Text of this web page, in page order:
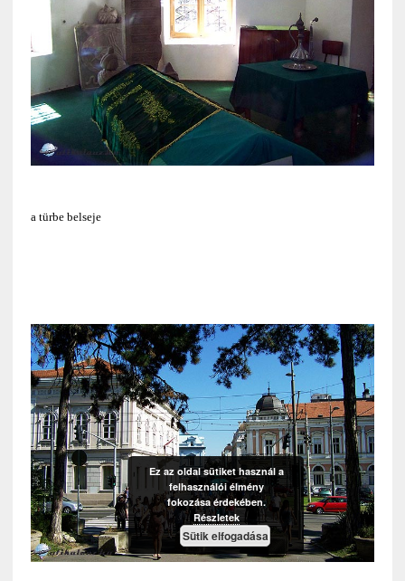
a türbe belseje
Ez az oldal sütiket használ a
felhasználói élmény
fokozása érdekében.
Részletek
Sütik elfogadása